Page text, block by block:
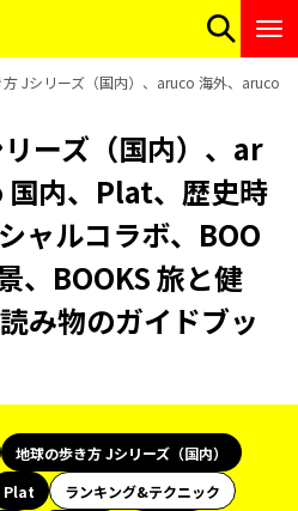
Jシリーズ（国内）、aruco 海外、aruco
ーズ（国内）、ar
内、Plat、歴史時
ャルコラボ、BOO
、BOOKS 旅と健
み物のガイドブッ
地球の歩き方 Jシリーズ（国内）
Plat
ランキング&テクニック